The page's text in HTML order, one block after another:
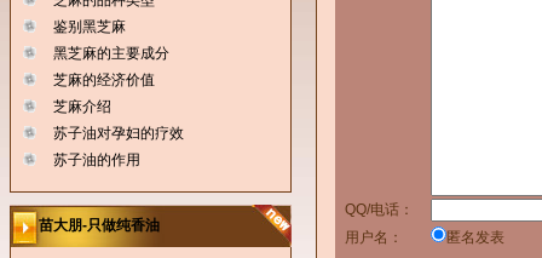
鉴别黑芝麻
黑芝麻的主要成分
芝麻的经济价值
芝麻介绍
苏子油对孕妇的疗效
苏子油的作用
苗大朋-只做纯香油
QQ/电话：
用户名：
匿名发表